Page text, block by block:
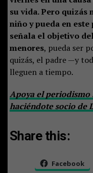
su vida. Pero quizás
niño y pueda en
señala el objetivo
menores, pueda ser
quizás, el padre —y
lleguen a tiempo.
Apoya el
haciéndote socio de
Share this:
Facebook